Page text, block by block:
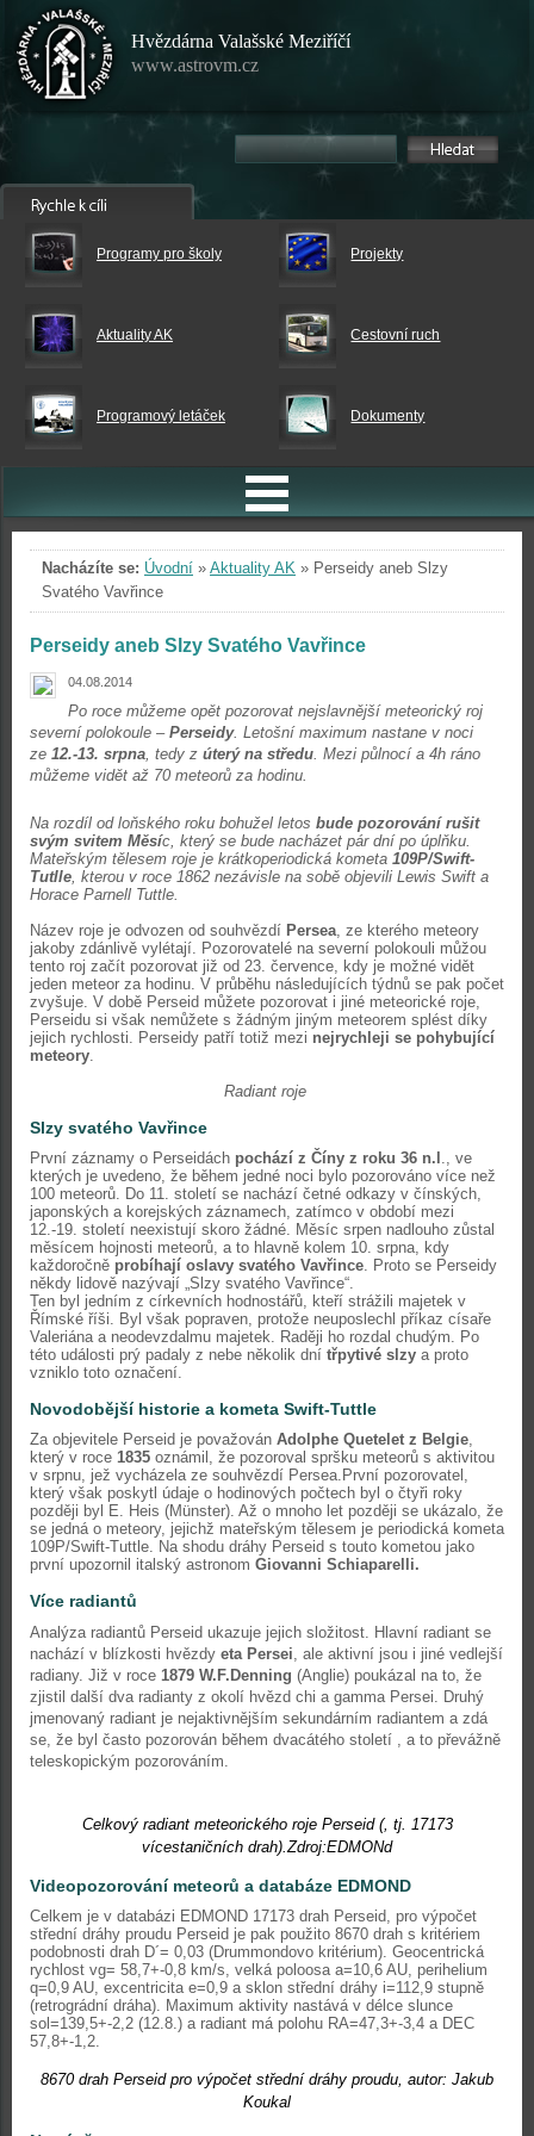
Hvězdárna Valašské Meziříčí
www.astrovm.cz
Programy pro školy Projekty
Aktuality AK Cestovní ruch
Programový letáček Dokumenty
Nacházíte se: Úvodní » Aktuality AK » Perseidy aneb Slzy
Svatého Vavřince
Perseidy aneb Slzy Svatého Vavřince
04.08.2014
Po roce můžeme opět pozorovat nejslavnější meteorický roj
severní polokoule – Perseidy. Letošní maximum nastane v noci
ze 12.-13. srpna, tedy z úterý na středu. Mezi půlnocí a 4h ráno
můžeme vidět až 70 meteorů za hodinu.
Na rozdíl od loňského roku bohužel letos bude pozorování rušit
svým svitem Měsíc, který se bude nacházet pár dní po úplňku.
Mateřským tělesem roje je krátkoperiodická kometa 109P/Swift-
Tutlle, kterou v roce 1862 nezávisle na sobě objevili Lewis Swift a
Horace Parnell Tuttle.
Název roje je odvozen od souhvězdí Persea, ze kterého meteory
jakoby zdánlivě vylétají. Pozorovatelé na severní polokouli můžou
tento roj začít pozorovat již od 23. července, kdy je možné vidět
jeden meteor za hodinu. V průběhu následujících týdnů se pak počet
zvyšuje. V době Perseid můžete pozorovat i jiné meteorické roje,
Perseidu si však nemůžete s žádným jiným meteorem splést díky
jejich rychlosti. Perseidy patří totiž mezi nejrychleji se pohybující
meteory.
Radiant roje
Slzy svatého Vavřince
První záznamy o Perseidách pochází z Číny z roku 36 n.l ., ve
kterých je uvedeno, že během jedné noci bylo pozorováno více než
100 meteorů. Do 11. století se nachází četné odkazy v čínských,
japonských a korejských záznamech, zatímco v období mezi
12.-19. století neexistují skoro žádné. Měsíc srpen nadlouho zůstal
měsícem hojnosti meteorů, a to hlavně kolem 10. srpna, kdy
každoročně probíhají oslavy svatého Vavřince. Proto se Perseidy
někdy lidově nazývají „Slzy svatého Vavřince“.
Ten byl jedním z církevních hodnostářů, kteří strážili majetek v
Římské říši. Byl však popraven, protože neuposlechl příkaz císaře
Valeriána a neodevzdalmu majetek. Raději ho rozdal chudým. Po
této události prý padaly z nebe několik dní třpytivé slzy a proto
vzniklo toto označení.
Novodobější historie a kometa Swift-Tuttle
Za objevitele Perseid je považován Adolphe Quetelet z Belgie,
který v roce 1835 oznámil, že pozoroval spršku meteorů s aktivitou
v srpnu, jež vycházela ze souhvězdí Persea.První pozorovatel,
který však poskytl údaje o hodinových počtech byl o čtyři roky
později byl E. Heis (Münster). Až o mnoho let později se ukázalo, že
se jedná o meteory, jejichž mateřským tělesem je periodická kometa
109P/Swift-Tuttle. Na shodu dráhy Perseid s touto kometou jako
první upozornil italský astronom Giovanni Schiaparelli.
Více radiantů
Analýza radiantů Perseid ukazuje jejich složitost. Hlavní radiant se
nachází v blízkosti hvězdy eta Persei, ale aktivní jsou i jiné vedlejší
radiany. Již v roce 1879 W.F.Denning (Anglie) poukázal na to, že
zjistil další dva radianty z okolí hvězd chi a gamma Persei. Druhý
jmenovaný radiant je nejaktivnějším sekundárním radiantem a zdá
se, že byl často pozorován během dvacátého století , a to převážně
teleskopickým pozorováním.
Celkový radiant meteorického roje Perseid (, tj. 17173
vícestaničních drah).Zdroj:EDMONd
Videopozorování meteorů a databáze EDMOND
Celkem je v databázi EDMOND 17173 drah Perseid, pro výpočet
střední dráhy proudu Perseid je pak použito 8670 drah s kritériem
podobnosti drah D´= 0,03 (Drummondovo kritérium). Geocentrická
rychlost vg= 58,7+-0,8 km/s, velká poloosa a=10,6 AU, perihelium
q=0,9 AU, excentricita e=0,9 a sklon střední dráhy i=112,9 stupně
(retrográdní dráha). Maximum aktivity nastává v délce slunce
sol=139,5+-2,2 (12.8.) a radiant má polohu RA=47,3+-3,4 a DEC
57,8+-1,2.
8670 drah Perseid pro výpočet střední dráhy proudu, autor: Jakub
Koukal